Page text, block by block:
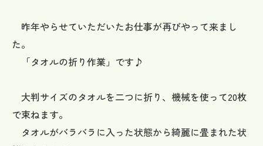
昨年やらせていただいたお仕事が再びやって来まし
た。
「タオルの折り作業」です♪
大判サイズのタオルを二つに折り、機械を使って20枚
で束ねます。
タオルがバラバラに入った状態から綺麗に畳まれた状